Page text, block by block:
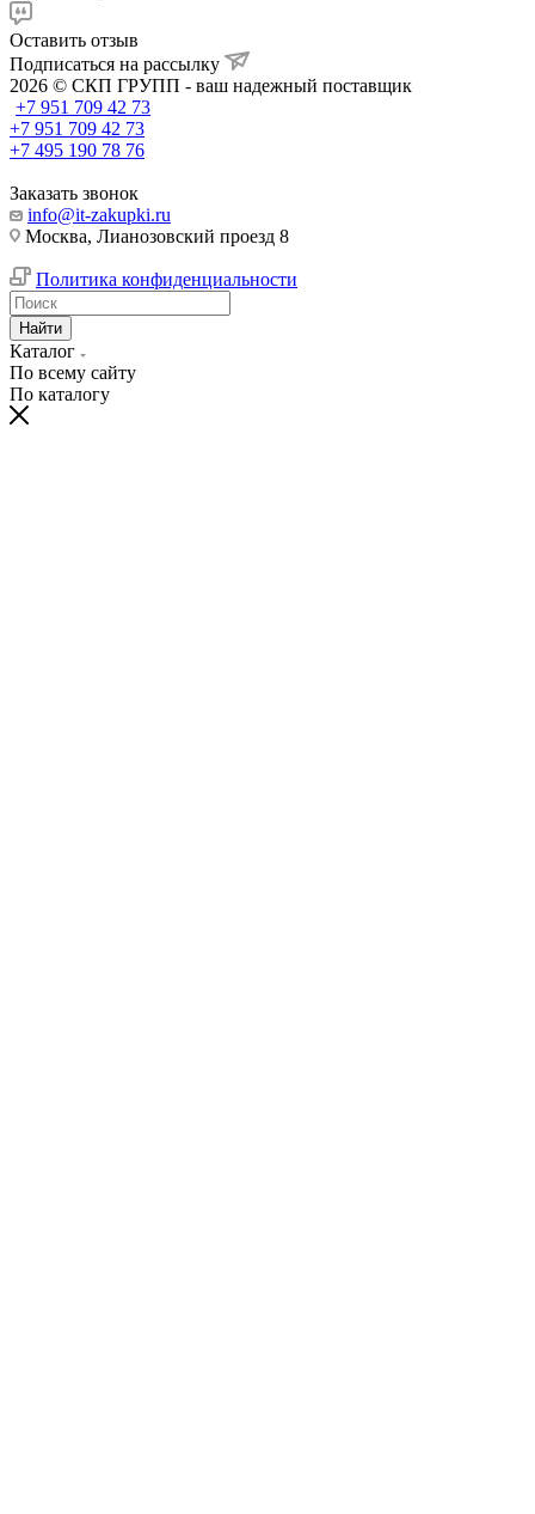
Оставить отзыв
Подписаться на рассылку
2026 © СКП ГРУПП - ваш надежный поставщик
+7 951 709 42 73
+7 951 709 42 73
+7 495 190 78 76
Заказать звонок
info@it-zakupki.ru
Москва, Лианозовский проезд 8
Политика конфиденциальности
Найти
Каталог
По всему сайту
По каталогу